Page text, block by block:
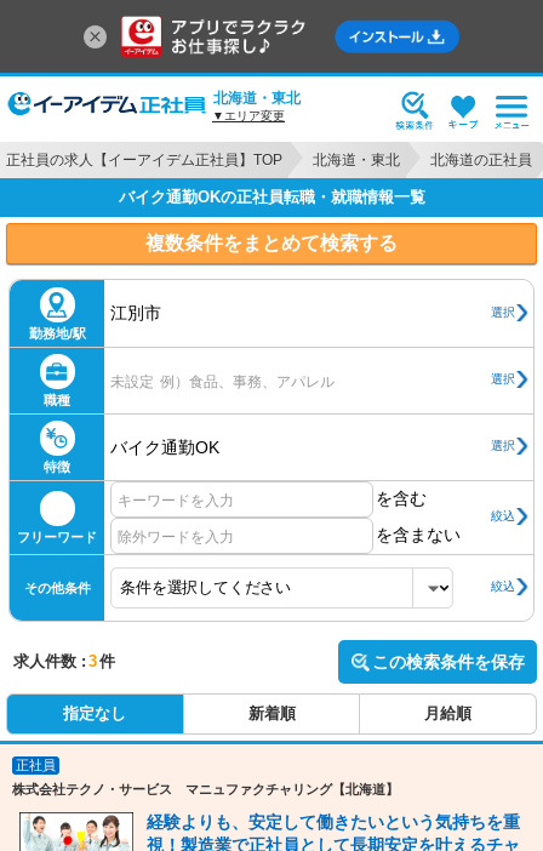
北海道・東北
▼エリア変更
正社員の求人【イーアイデム正社員】TOP 北海道・東北 北海道の正社員
バイク通勤OKの正社員転職・就職情報一覧
複数条件をまとめて検索する
勤務地/駅
江別市 選択
職種
未設定 例）食品、事務、アパレル 選択
特徴
バイク通勤OK 選択
フリーワード
を含む
を含まない
絞込
その他条件 絞込
求人件数 : 3件 この検索条件を保存
指定なし 新着順 月給順
正社員
株式会社テクノ・サービス マニュファクチャリング【北海道】
経験よりも、安定して働きたいという気持ちを重
視！製造業で正社員として長期安定を叶えるチャ